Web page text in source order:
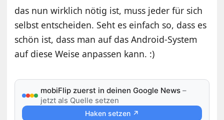
das nun wirklich nötig ist, muss jeder für sich
selbst entscheiden. Seht es einfach so, dass es
schön ist, dass man auf das Android-System
auf diese Weise anpassen kann. :)
mobiFlip zuerst in deinen Google News –
jetzt als Quelle setzen
Haken setzen ↗